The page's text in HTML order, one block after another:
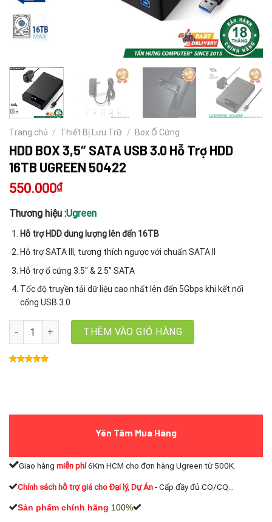
Trang chủ / Thiết Bị Lưu Trữ / Box Ổ Cứng
HDD BOX 3,5″ SATA USB 3.0 Hỗ Trợ HDD
16TB UGREEN 50422
550.000₫
Thương hiệu :Ugreen
Hỗ trợ HDD dung lượng lên đến 16TB
Hỗ trợ SATA III, tương thích ngược với chuẩn SATA II
Hỗ trợ ổ cứng 3.5″ & 2.5″ SATA
Tốc độ truyền tải dữ liệu cao nhất lên đến 5Gbps khi kết nối
cổng USB 3.0
HDD BOX 3,5" SATA USB 3.0 Hỗ Trợ HDD 16TB UGREEN 50422 số
THÊM VÀO GIỎ HÀNG
Yên Tâm Mua Hàng
Giao hàng miễn phí6Km HCM cho đơn hàng Ugreen từ 500K.
Chính sách hỗ trợ giá cho Đại lý, Dự Án-Cấp đầy đủ CO/CQ...
Sản phẩm chính hãng 100%